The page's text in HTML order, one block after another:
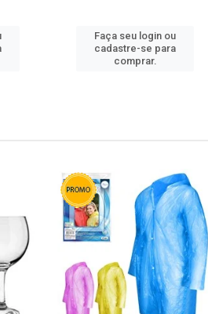
Faça seu login ou
cadastre-se para
comprar.